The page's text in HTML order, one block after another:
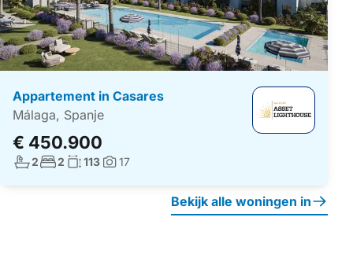
Appartement in Casares
Málaga, Spanje
€ 450.900
Aantal badkamers:
2Aantal slaapkamers:
2 Woonoppervlakte:
113Foto's:
17
Bekijk alle woningen in